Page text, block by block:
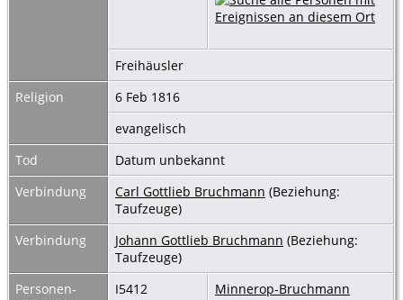
Freihäusler
Religion
6 Feb 1816
evangelisch
Tod
Datum unbekannt
Verbindung
Carl Gottlieb Bruchmann (Beziehung:
Taufzeuge)
Verbindung
Johann Gottlieb Bruchmann (Beziehung:
Taufzeuge)
Personen-
I5412 Minnerop-Bruchmann